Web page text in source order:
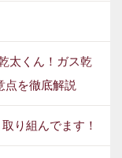
太くん！ガス乾
点を徹底解説
り組んでます！